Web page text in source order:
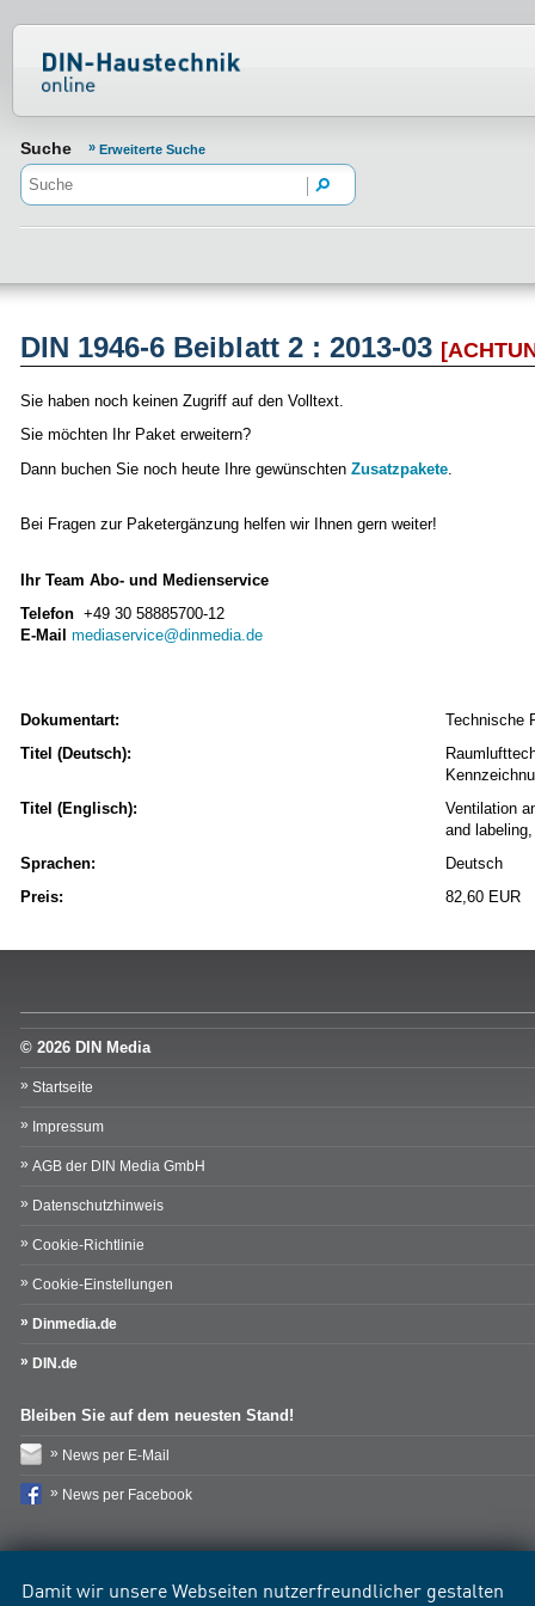
Damit wir unsere Webseiten nutzerfreundlicher gestalten
Suche Erweiterte Suche
DIN 1946-6 Beiblatt 2 : 2013-03
Sie haben noch keinen Zugriff auf den Volltext.
Sie möchten Ihr Paket erweitern?
Dann buchen Sie noch heute Ihre gewünschten Zusatzpakete
Bei Fragen zur Paketergänzung helfen wir Ihnen gern weiter!
Ihr Team Abo- und Medienservice
Telefon +49 30 58885700-12
E-Mail mediaservice@dinmedia.de
Dokumentart:
Technische
Titel (Deutsch):
Titel (Englisch):
Ventilation
and
Sprachen:
Deutsch
Preis:
82,60 EUR
© 2026 DIN Media
Startseite
Impressum
AGB der DIN Media GmbH
Datenschutzhinweis
Cookie-Richtlinie
Cookie-Einstellungen
Dinmedia.de
DIN.de
Bleiben Sie auf dem neuesten Stand!
News per E-Mail
News per Facebook